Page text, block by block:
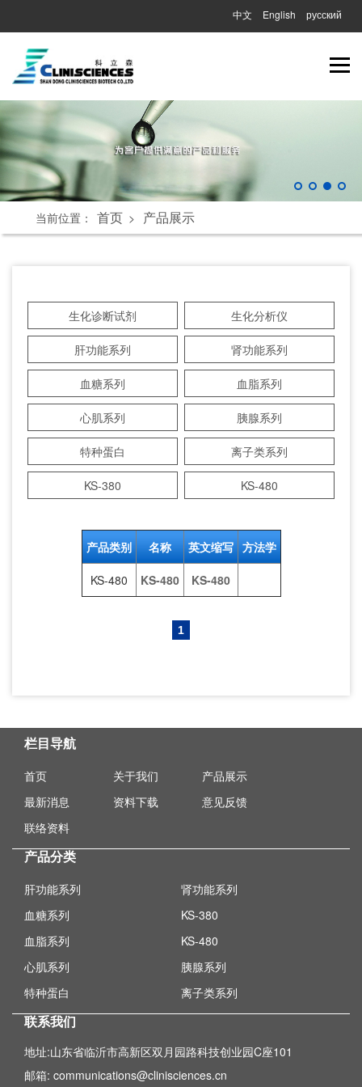
中文 English русский
当前位置： 首页 > 产品展示
生化诊断试剂 生化分析仪
肝功能系列 肾功能系列
血糖系列 血脂系列
心肌系列 胰腺系列
特种蛋白 离子类系列
KS-380 KS-480
产品类别 名称 英文缩写 方法学
KS-480 KS-480 KS-480
1
栏目导航
首页 关于我们
产品展示
最新消息
资料下载
意见反馈
联络资料
产品分类
肝功能系列
肾功能系列
血糖系列
KS-380
血脂系列
KS-480
心肌系列
胰腺系列
特种蛋白
离子类系列
联系我们
地址:山东省临沂市高新区双月园路科技创业园C座101
邮箱: communications@clinisciences.cn